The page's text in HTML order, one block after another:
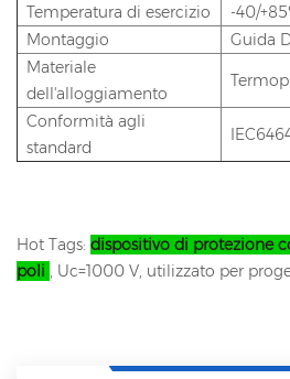
Temperatura di esercizio
-40/
Montaggio
Guida
Materiale
dell'alloggiamento
Conformità agli
standard
Hot Tags: dispositivo di protezione
poli , Uc=1000 V, utilizzato per